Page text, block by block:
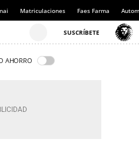
Matriculaciones Faes Farma
AHORRO